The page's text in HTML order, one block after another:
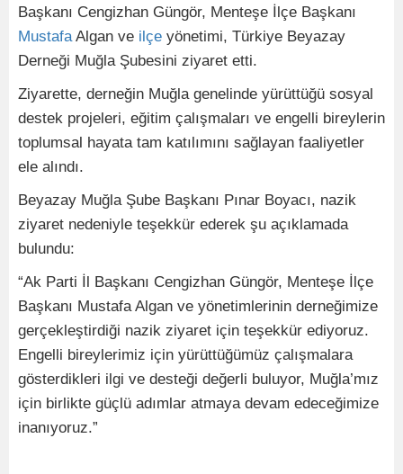
Başkanı Cengizhan Güngör, Menteşe İlçe Başkanı
MustafaAlgan ve ilçe yönetimi, Türkiye Beyazay
Derneği Muğla Şubesini ziyaret etti.
Ziyarette, derneğin Muğla genelinde yürüttüğü sosyal
destek projeleri, eğitim çalışmaları ve engelli bireylerin
toplumsal hayata tam katılımını sağlayan faaliyetler
ele alındı.
Beyazay Muğla Şube Başkanı Pınar Boyacı, nazik
ziyaret nedeniyle teşekkür ederek şu açıklamada
bulundu:
“Ak Parti İl Başkanı Cengizhan Güngör, Menteşe İlçe
Başkanı Mustafa Algan ve yönetimlerinin derneğimize
gerçekleştirdiği nazik ziyaret için teşekkür ediyoruz.
Engelli bireylerimiz için yürüttüğümüz çalışmalara
gösterdikleri ilgi ve desteği değerli buluyor, Muğla’mız
için birlikte güçlü adımlar atmaya devam edeceğimize
inanıyoruz.”